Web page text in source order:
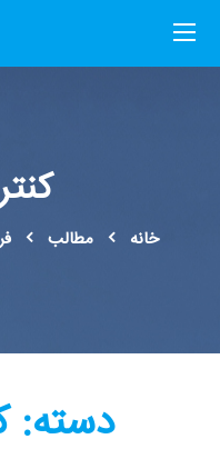
خانه مطالب
دسته: